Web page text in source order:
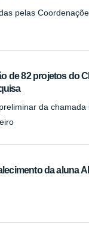
pelas
de 82 projetos do
da chamada
da aluna